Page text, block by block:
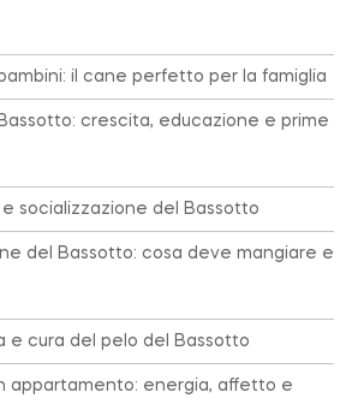
il cane perfetto per la famiglia
crescita, educazione e prime
e socializzazione del Bassotto
del Bassotto: cosa deve mangiare e
e cura del pelo del Bassotto
appartamento: energia, affetto e